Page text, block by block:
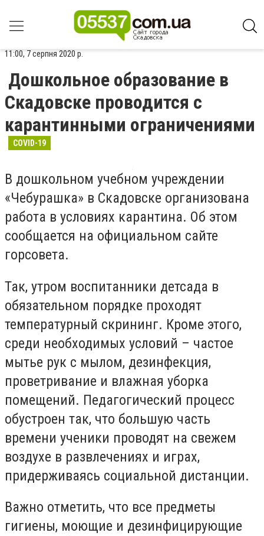
11:00, 7 серпня 2020 р.
Дошкольное образование в
Скадовске проводится с
карантинными ограничениями
COVID-19
В дошкольном учебном учреждении
«Чебурашка» в Скадовске организована
работа в условиях карантина. Об этом
сообщается на официальном сайте
горсовета.
Так, утром воспитанники детсада в
обязательном порядке проходят
температурный скрининг. Кроме этого,
среди необходимых условий – частое
мытье рук с мылом, дезинфекция,
проветривание и влажная уборка
помещений. Педагогический процесс
обустроен так, что большую часть
времени ученики проводят на свежем
воздухе в развлечениях и играх,
придерживаясь социальной дистанции.
Важно отметить, что все предметы
гигиены, моющие и дезинфицирующие